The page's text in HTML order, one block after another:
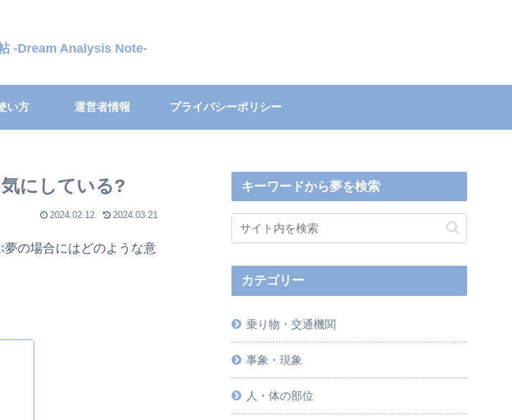
-Dream Analysis Note-
い方 運営者情報 プライバシーポリシー
にしている?
2024.02.12 2024.03.21
の場合にはどのような意
キーワードから夢を検索
カテゴリー
乗り物・交通機関
事象・現象
人・体の部位